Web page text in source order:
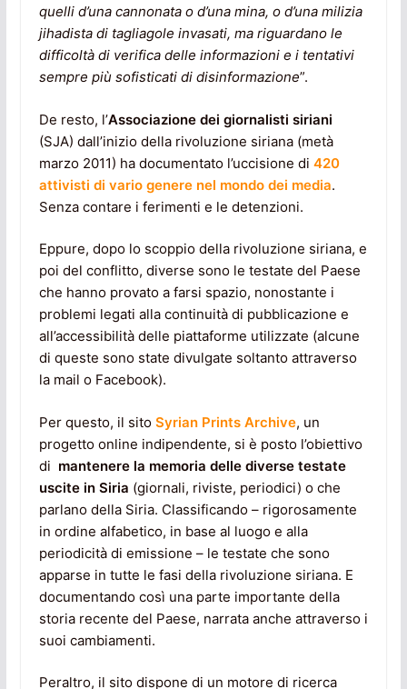
quelli d’una cannonata o d’una mina, o d’una milizia
jihadista di tagliagole invasati, ma riguardano le
difficoltà di verifica delle informazioni e i tentativi
sempre più sofisticati di disinformazione”.
De resto, l’Associazione dei giornalisti siriani
(SJA) dall’inizio della rivoluzione siriana (metà
marzo 2011) ha documentato l’uccisione di 420
attivisti di vario genere nel mondo dei media.
Senza contare i ferimenti e le detenzioni.
Eppure, dopo lo scoppio della rivoluzione siriana, e
poi del conflitto, diverse sono le testate del Paese
che hanno provato a farsi spazio, nonostante i
problemi legati alla continuità di pubblicazione e
all’accessibilità delle piattaforme utilizzate (alcune
di queste sono state divulgate soltanto attraverso
la mail o Facebook).
Per questo, il sito Syrian Prints Archive, un
progetto online indipendente, si è posto l’obiettivo
di mantenere la memoria delle diverse testate
uscite in Siria (giornali, riviste, periodici) o che
parlano della Siria. Classificando – rigorosamente
in ordine alfabetico, in base al luogo e alla
periodicità di emissione – le testate che sono
apparse in tutte le fasi della rivoluzione siriana. E
documentando così una parte importante della
storia recente del Paese, narrata anche attraverso i
suoi cambiamenti.
Peraltro, il sito dispone di un motore di ricerca